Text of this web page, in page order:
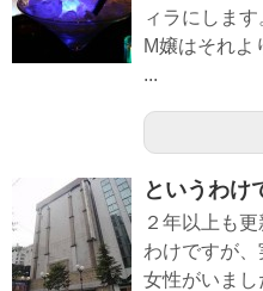
ィラにしま
M嬢はそれよ
...
というわけ
２年以上も
わけですが
女性がいま